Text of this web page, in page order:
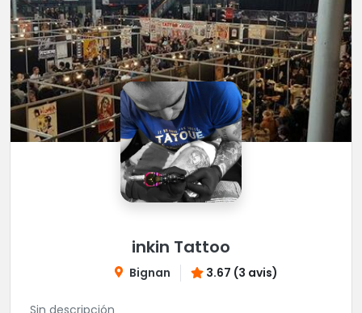
inkin Tattoo
Bignan 3.67 (3 avis)
Sin descripción